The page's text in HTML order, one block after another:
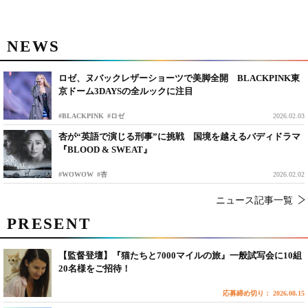
NEWS
ロゼ、ヌバックレザーショーツで美脚全開 BLACKPINK東
京ドーム3DAYSの全ルックに注目
#BLACKPINK #ロゼ 2026.02.03
杏が“英語で演じる刑事”に挑戦 国境を越えるバディドラマ
『BLOOD & SWEAT』
#WOWOW #杏 2026.02.02
ニュース記事一覧
PRESENT
【監督登壇】『猫たちと7000マイルの旅』一般試写会に10組
20名様をご招待！
応募締め切り： 2026.08.15